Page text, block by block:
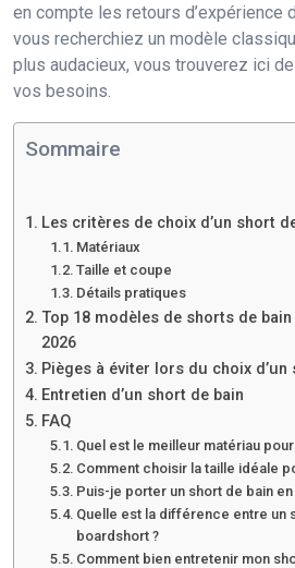
en compte les retours d’expérience
vous recherchiez un modèle
plus audacieux, vous trouverez ici
vos besoins.
Sommaire
Les critères de choix d’un short
Matériaux
Taille et coupe
Détails pratiques
Top 18 modèles de shorts de
2026
Pièges à éviter lors du choix d’un
Entretien d’un short de bain
FAQ
Quel est le meilleur matériau
Comment choisir la taille idéale
Puis-je porter un short de bain
Quelle est la différence entre un
boardshort ?
Comment bien entretenir mon